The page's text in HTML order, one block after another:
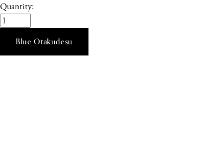
Quantity:
Blue Otakudesu